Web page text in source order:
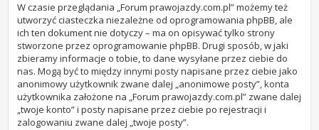
W czasie przeglądania „Forum prawojazdy.com.pl” możemy też
utworzyć ciasteczka niezależne od oprogramowania phpBB, ale
ich ten dokument nie dotyczy – ma on opisywać tylko strony
stworzone przez oprogramowanie phpBB. Drugi sposób, w jaki
zbieramy informacje o tobie, to dane wysyłane przez ciebie do
nas. Mogą być to między innymi posty napisane przez ciebie jako
anonimowy użytkownik zwane dalej „anonimowe posty”, konta
użytkownika założone na „Forum prawojazdy.com.pl” zwane dalej
„twoje konto” i posty napisane przez ciebie po rejestracji i
zalogowaniu zwane dalej „twoje posty”.